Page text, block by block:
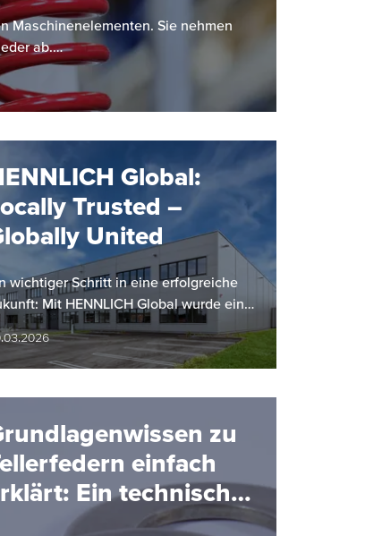
Maschinenelementen. Sie nehmen
ab.…
Global:
Trusted –
United
wichtiger Schritt in eine erfolgreiche
Mit HENNLICH Global wurde eine
Führungs- und
ins Leben gerufen,…
zu
einfach
Ein technischer
Überblick von